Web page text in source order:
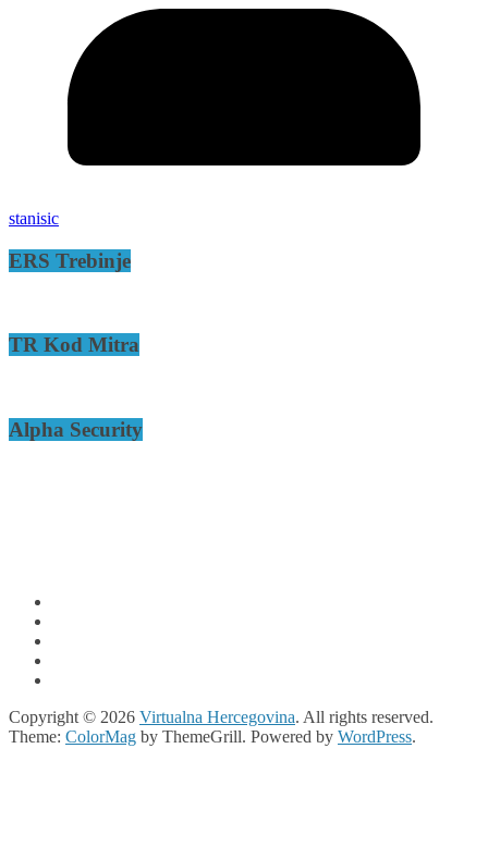
stanisic
ERS Trebinje
TR Kod Mitra
Alpha Security
Copyright © 2026 Virtualna Hercegovina. All rights reserved.
Theme: ColorMag by ThemeGrill. Powered by WordPress.